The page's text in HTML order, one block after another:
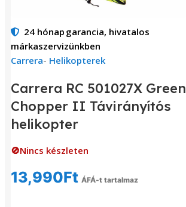
24 hónap garancia, hivatalos
márkaszervizünkben
Carrera- Helikopterek
Carrera RC 501027X Green
Chopper II Távirányítós
helikopter
🚫Nincs készleten
13,990Ft ÁFÁ-t tartalmaz